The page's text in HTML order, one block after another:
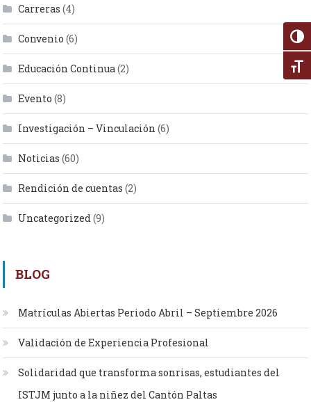
Carreras (4)
Convenio (6)
Educación Continua (2)
Evento (8)
Investigación – Vinculación (6)
Noticias (60)
Rendición de cuentas (2)
Uncategorized (9)
BLOG
Matrículas Abiertas Periodo Abril – Septiembre 2026
Validación de Experiencia Profesional
Solidaridad que transforma sonrisas, estudiantes del
ISTJM junto a la niñez del Cantón Paltas